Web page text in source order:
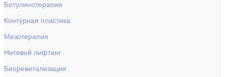
Ботулинотерапия
Контурная пластика
Мезотерапия
Нитевой лифтинг
Биоревитализация